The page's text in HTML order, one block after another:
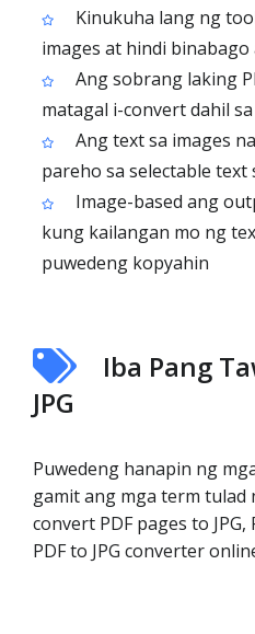
Kinukuha lang ng
images at hindi binabago
Ang sobrang laking
matagal i-convert dahil
Ang text sa images
pareho sa selectable text
Image-based ang
kung kailangan mo ng
puwedeng kopyahin
Iba Pang
JPG
Puwedeng hanapin ng
gamit ang mga term tulad
convert PDF pages to
PDF to JPG converter